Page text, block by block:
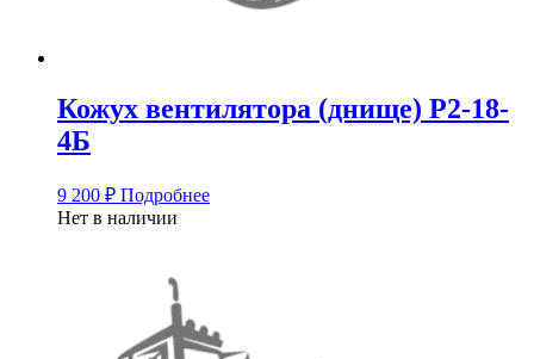
Кожух вентилятора (днище) Р2-18-
4Б
9 200 ₽ Подробнее
Нет в наличии